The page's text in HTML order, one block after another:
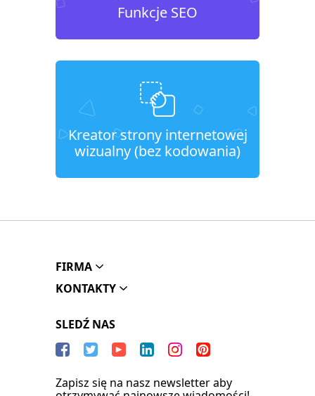
Funkcje SEO
Kreator strony internetowej
wizualny (bez kodowania)
FIRMA
KONTAKTY
SLEDŹ NAS
Zapisz się na nasz newsletter aby